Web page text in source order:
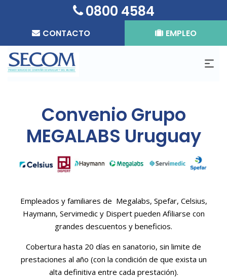
0800 4584
EMPLEO
CONTACTO
Convenio Grupo
MEGALABS Uruguay
Empleados y familiares de Megalabs, Spefar, Celsius,
Haymann, Servimedic y Dispert pueden Afiliarse con
grandes descuentos y beneficios.
Cobertura hasta 20 días en sanatorio, sin limite de
prestaciones al año (con la condición de que exista un
alta definitiva entre cada prestación).